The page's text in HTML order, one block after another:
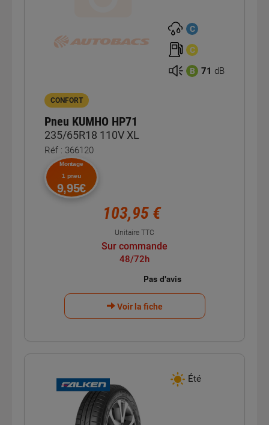
C
C
B 71 dB
CONFORT
Pneu KUMHO HP71
235/65R18 110V XL
Réf : 366120
Montage
1 pneu
9,95€
103,95 €
Unitaire TTC
Sur commande
48/72h
Voir la fiche
Été